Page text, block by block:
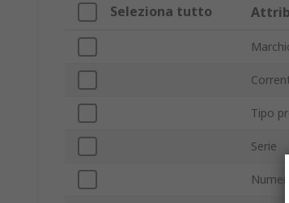
Seleziona tutto
Tipo
Serie